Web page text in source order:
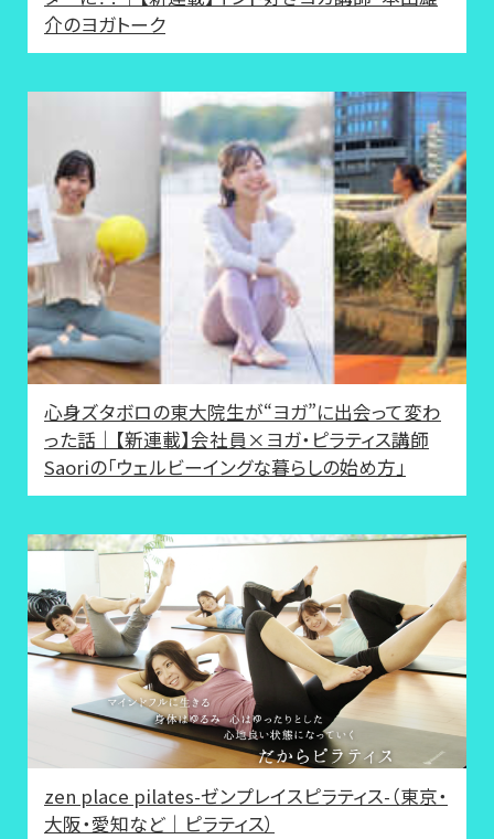
介のヨガトーク
心身ズタボロの東大院生が“ヨガ”に出会って変わ
った話｜【新連載】会社員×ヨガ・ピラティス講師
Saoriの「ウェルビーイングな暮らしの始め方」
zen place pilates-ゼンプレイスピラティス-（東京・
大阪・愛知など｜ピラティス）